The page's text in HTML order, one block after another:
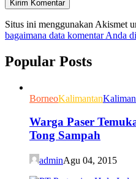
Situs ini menggunakan Akismet
bagaimana data komentar Anda
Popular Posts
BorneoKalimantan
Warga Paser
Tong Sampah
adminAgu 04, 2015